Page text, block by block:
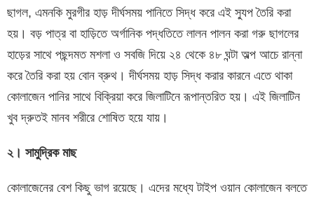
ছাগল, এমনকি মুরগীর হাড় দীর্ঘসময় পানিতে সিদ্ধ করে এই স্যুপ তৈরি করা
হয়। বড় পাত্র বা হাড়িতে অর্গানিক পদ্ধতিতে লালন পালন করা গরু ছাগলের
হাড়ের সাথে পছন্দমত মশলা ও সবজি দিয়ে ২৪ থেকে ৪৮ ঘন্টা অল্প আচে রান্না
করে তৈরি করা হয় বোন ব্রুথ। দীর্ঘসময় হাড় সিদ্ধ করার কারনে এতে থাকা
কোলাজেন পানির সাথে বিক্রিয়া করে জিলাটিনে রূপান্তরিত হয়। এই জিলাটিন
খুব দ্রুতই মানব শরীরে শোষিত হয়ে যায়।
২। সামুদ্রিক মাছ
কোলাজেনের বেশ কিছু ভাগ রয়েছে। এদের মধ্যে টাইপ ওয়ান কোলাজেন বলতে